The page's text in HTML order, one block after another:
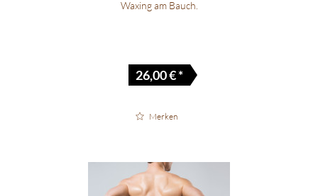
Waxing am Bauch.
26,00 € *
Merken